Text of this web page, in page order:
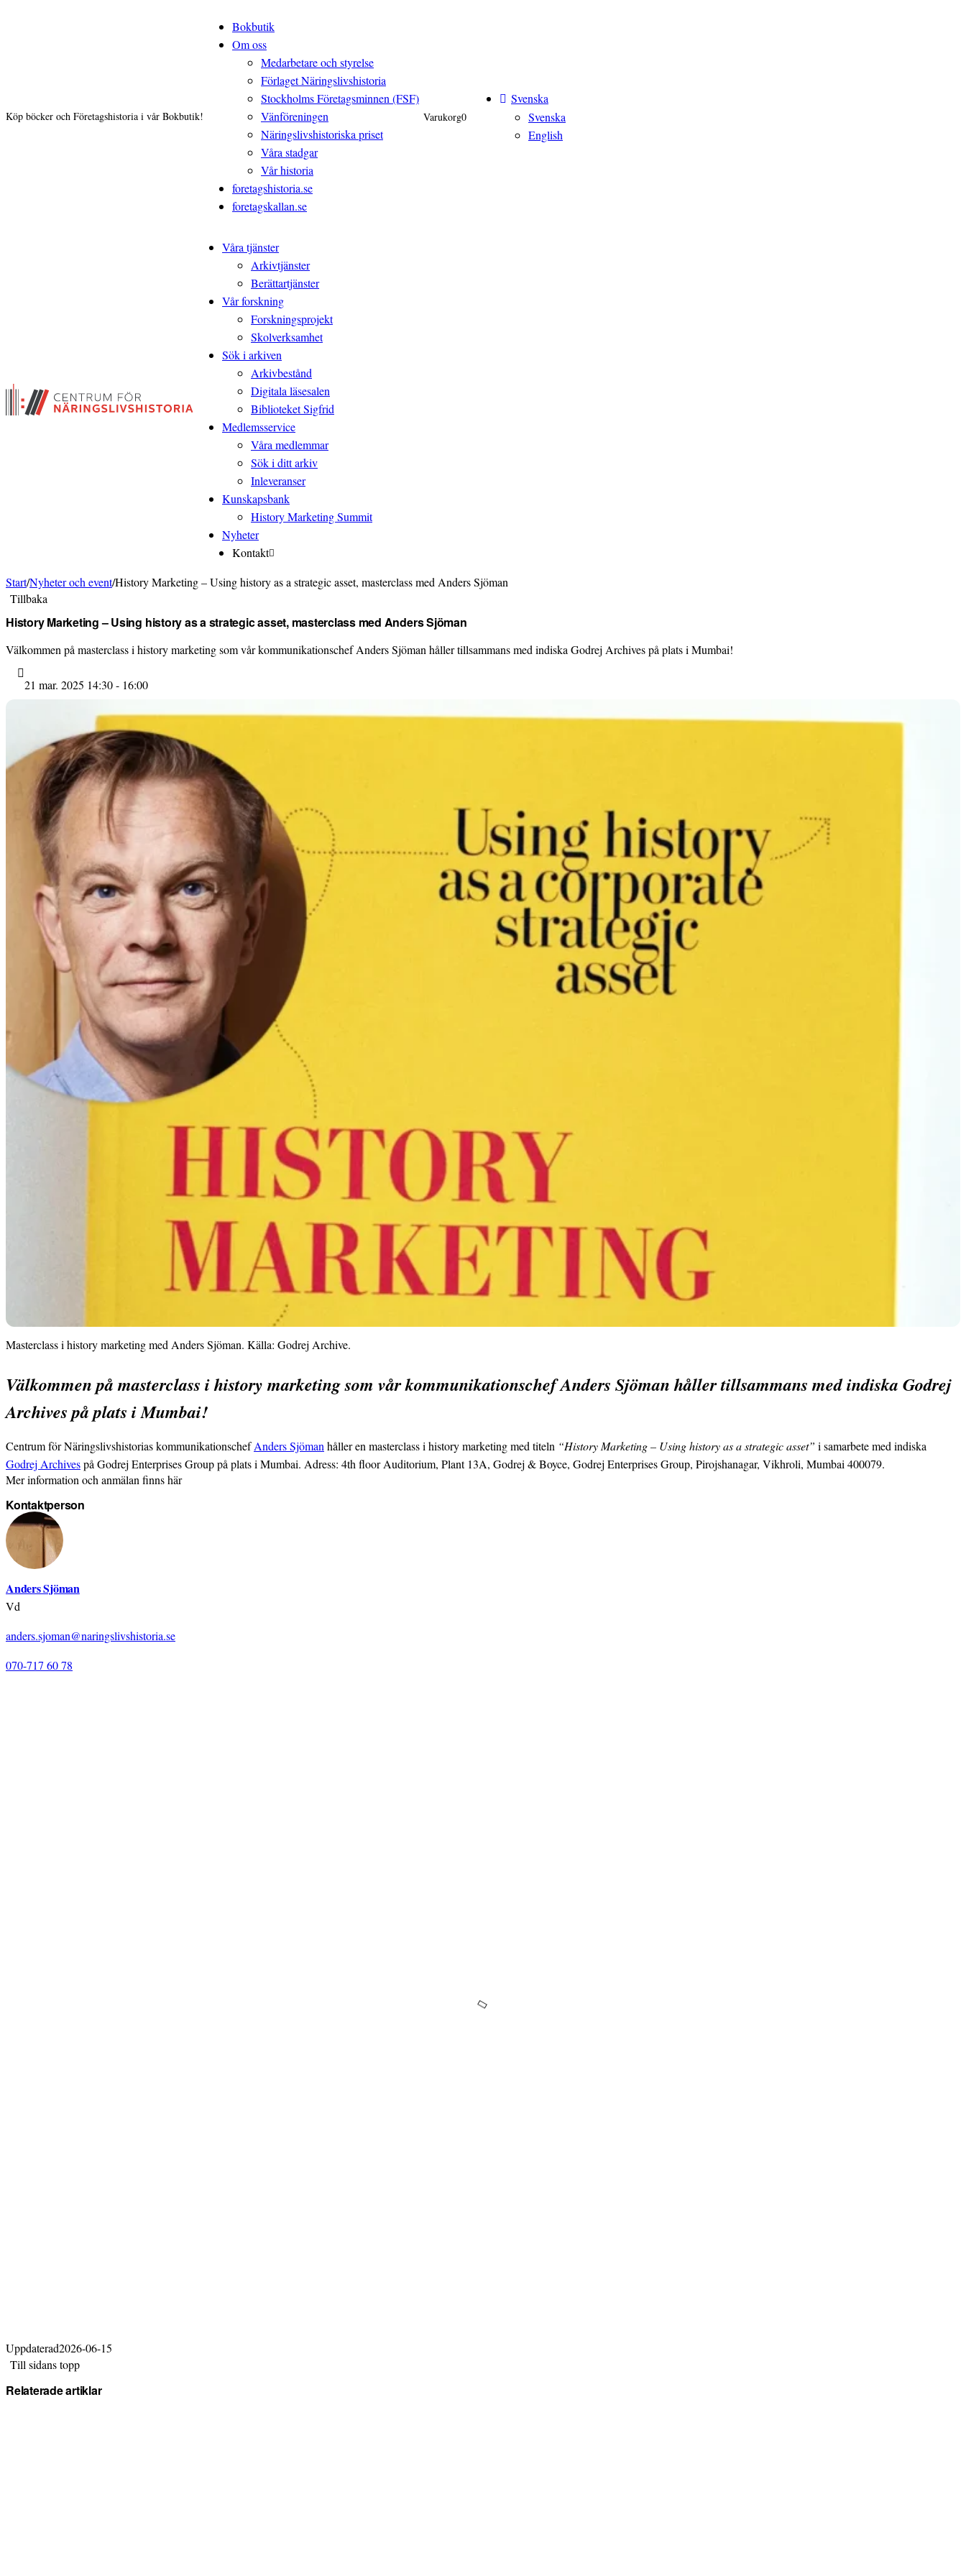
Köp böcker och Företagshistoria i vår Bokbutik!
Bokbutik
Om oss
Medarbetare och styrelse
Förlaget Näringslivshistoria
Stockholms Företagsminnen (FSF)
Vänföreningen
Näringslivshistoriska priset
Våra stadgar
Vår historia
foretagshistoria.se
foretagskallan.se
Varukorg0
Svenska
Svenska
English
Våra tjänster
Arkivtjänster
Berättartjänster
Vår forskning
Forskningsprojekt
Skolverksamhet
Sök i arkiven
Arkivbestånd
Digitala läsesalen
Biblioteket Sigfrid
Medlemsservice
Våra medlemmar
Sök i ditt arkiv
Inleveranser
Kunskapsbank
History Marketing Summit
Nyheter
Kontakt
Start/Nyheter och event/History Marketing – Using history as a strategic asset, masterclass med Anders Sjöman
Tillbaka
History Marketing – Using history as a strategic asset, masterclass med Anders Sjöman
Välkommen på masterclass i history marketing som vår kommunikationschef Anders Sjöman håller tillsammans med indiska Godrej Archives på plats i Mumbai!
21 mar. 2025 14:30 - 16:00
Masterclass i history marketing med Anders Sjöman. Källa: Godrej Archive.
Välkommen på masterclass i history marketing som vår kommunikationschef Anders Sjöman håller tillsammans med indiska Godrej
Archives på plats i Mumbai!
Centrum för Näringslivshistorias kommunikationschefAnders Sjömanhåller en masterclass i history marketing med titeln “History Marketing – Using history as a strategic asset” i samarbete med indiska
Godrej Archivespå Godrej Enterprises Group på plats i Mumbai. Adress: 4th floor Auditorium, Plant 13A, Godrej & Boyce, Godrej Enterprises Group, Pirojshanagar, Vikhroli, Mumbai 400079.
Mer information och anmälan finns här
Kontaktperson
Anders Sjöman
Vd
anders.sjoman@naringslivshistoria.se
070-717 60 78
Uppdaterad2026-06-15
Till sidans topp
Relaterade artiklar